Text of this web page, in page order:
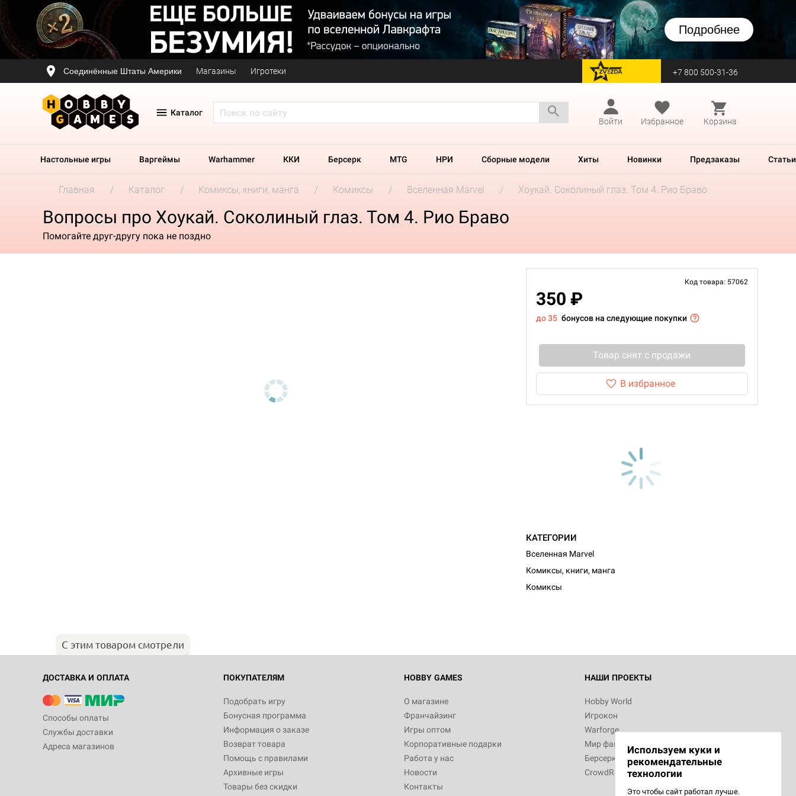
Подробнее
Соединённые Штаты Америки Магазины Игротеки перейти на Zvezda +7 800 500-31-36
Каталог
Войти
Избранное Корзина
Настольные игры Варгеймы Warhammer ККИ Берсерк MTG НРИ Сборные модели Хиты Новинки Предзаказы Статьи
Главная Каталог Комиксы, книги, манга Комиксы Вселенная Marvel Хоукай. Соколиный глаз. Том 4. Рио Браво
Вопросы про Хоукай. Соколиный глаз. Том 4. Рио Браво
Помогайте друг-другу пока не поздно
Код товара: 57062
350 ₽
до 35 бонусов на следующие покупки
Товар снят с продажи
В избранное
КАТЕГОРИИ
Вселенная Marvel
Комиксы, книги, манга
Комиксы
С этим товаром смотрели
ДОСТАВКА И ОПЛАТА
Способы оплаты
Службы доставки
Адреса магазинов
ПОКУПАТЕЛЯМ
Подобрать игру
Бонусная программа
Информация о заказе
Возврат товара
Помощь с правилами
Архивные игры
Товары без скидки
HOBBY GAMES
О магазине
Франчайзинг
Игры оптом
Корпоративные подарки
Работа у нас
Новости
Контакты
НАШИ ПРОЕКТЫ
Hobby World
Игрокон
Warforge
Мир фантастики
Берсерк
CrowdRepublic
Используем куки и
рекомендательные
технологии
Это чтобы сайт работал лучше.